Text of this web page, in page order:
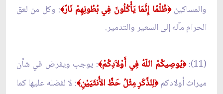
والمساكين﴿ظُلْمًا إِنَّمَا يَأْكُلُونَ فِي بُطُونِهِمْ نَارً﴾: وكل من لعق
الحرام مآله إلى السعير والتدمير.
(11): ﴿يُوصِيكُمُ اللّهُ فِي أَوْلاَدِكُمْ﴾: يوجب ويفرض في شأن
ميراث أولادكم﴿لِلذَّكَرِ مِثْلُ حَظِّ الأُنثَيَيْنِ﴾: لا لفضله عليها كما